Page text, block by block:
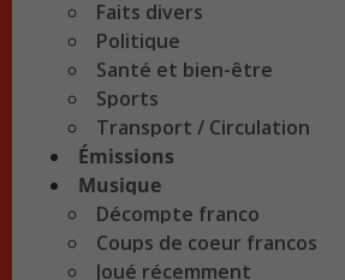
Faits divers
Politique
Santé et bien-être
Sports
Transport / Circulation
Émissions
Musique
Décompte franco
Coups de coeur francos
Joué récemment